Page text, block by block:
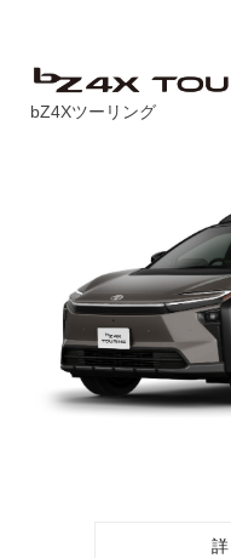
bZ4Xツーリング